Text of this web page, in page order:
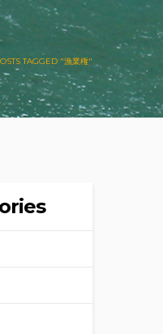
TAGGED "漁業権"